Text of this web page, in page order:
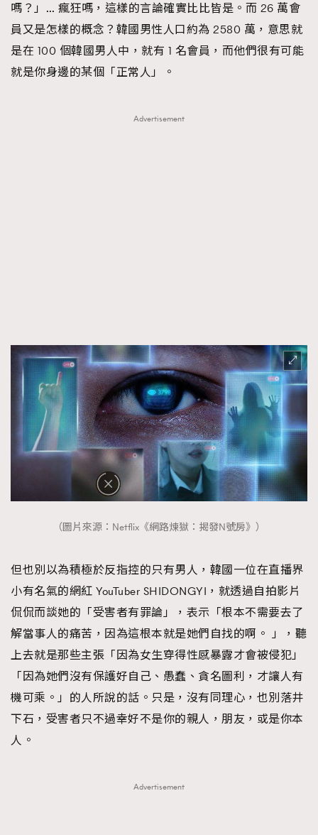
嗎？」… 瘋狂嗎，這樣的言論確實比比皆是。而 26 萬會
員又是怎樣的概念？韓國男性人口約為 2580 萬，意思就
是在 100 個韓國男人中，就有 1 名會員，而他們很有可能
就是你身邊的某個「正常人」。
Advertisement
（圖片來源：Netflix《網路煉獄：揭發N號房》）
但也別以為積極於反指控的只有男人，韓國一位在直播界
小有名氣的網紅 YouTuber SHIDONGYI，就透過自拍影片
侃侃而談她的「受害者有罪論」，表示「根本不需要去了
解當事人的痛苦，因為這根本就是她們自找的啊。 」，聽
上去就是那些主張「因為女生穿得性感暴露才會被侵犯」
「因為她們沒有保護好自己、愚蠢、貪名圖利，才讓人有
機可乘。」的人所說的話。只是，沒有同理心，也別落井
下石，受害者只不過幸好不是你的親人，朋友，或是你本
人。
Advertisement